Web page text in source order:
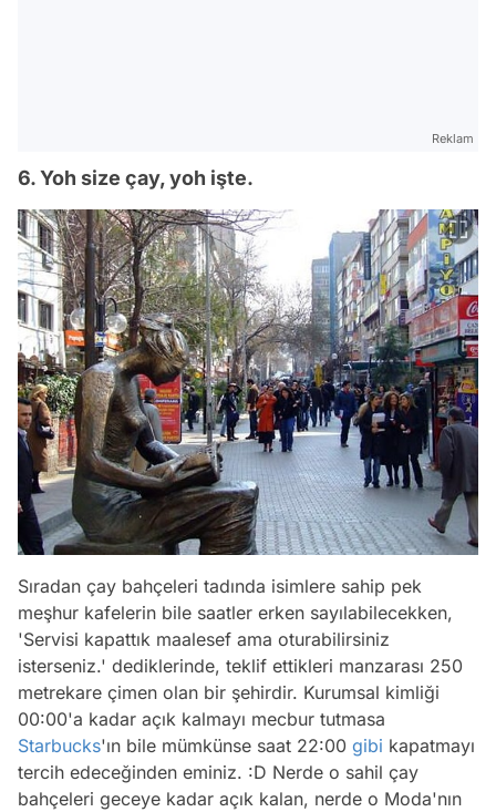
Reklam
6. Yoh size çay, yoh işte.
Sıradan çay bahçeleri tadında isimlere sahip pek
meşhur kafelerin bile saatler erken sayılabilecekken,
'Servisi kapattık maalesef ama oturabilirsiniz
isterseniz.' dediklerinde, teklif ettikleri manzarası 250
metrekare çimen olan bir şehirdir. Kurumsal kimliği
00:00'a kadar açık kalmayı mecbur tutmasa
Starbucks'ın bile mümkünse saat 22:00 gibi kapatmayı
tercih edeceğinden eminiz. :D Nerde o sahil çay
bahçeleri geceye kadar açık kalan, nerde o Moda'nın